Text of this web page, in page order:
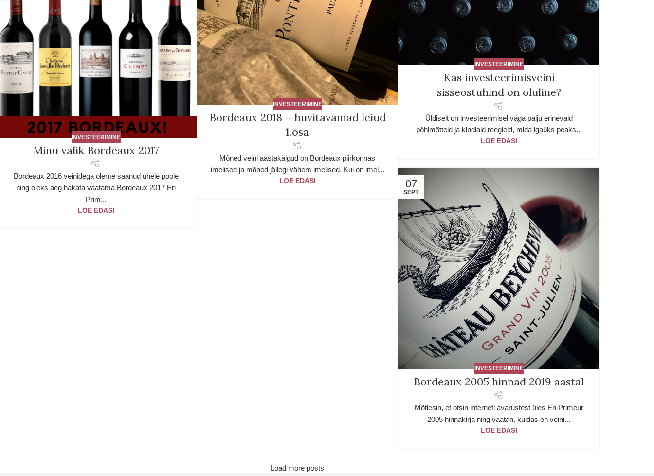
INVESTEERIMINE
Bordeaux 2018 – huvitavamad leiud
1.osa
Mõned veini aastakäigud on Bordeaux piirkonnas
imelised ja mõned jällegi vähem imelised. Kui on imel...
LOE EDASI
INVESTEERIMINE
Kas investeerimisveini
sisseostuhind on oluline?
Üldiselt on investeerimisel väga palju erinevaid
põhimõtteid ja kindlaid reegleid, mida igaüks peaks...
LOE EDASI
INVESTEERIMINE
Minu valik Bordeaux 2017
Bordeaux 2016 veinidega oleme saanud ühele poole
ning oleks aeg hakata vaatama Bordeaux 2017 En
Prim...
LOE EDASI
07
SEPT
INVESTEERIMINE
Bordeaux 2005 hinnad 2019 aastal
Mõtlesin, et otsin interneti avarustest üles En Primeur
2005 hinnakirja ning vaatan, kuidas on veini...
LOE EDASI
Load more posts